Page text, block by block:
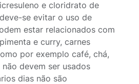
e cloridrato de
se evitar o uso de
estar relacionados com
e curry, carnes
por exemplo café, chá,
devem ser usados
dias não são